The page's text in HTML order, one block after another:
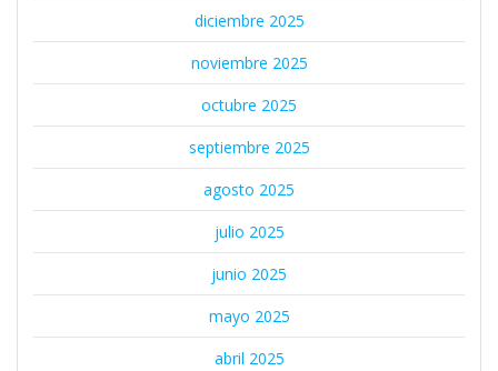
diciembre 2025
noviembre 2025
octubre 2025
septiembre 2025
agosto 2025
julio 2025
junio 2025
mayo 2025
abril 2025